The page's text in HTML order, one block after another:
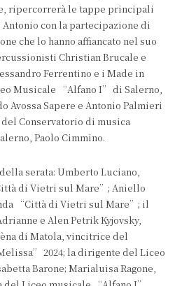
ripercorrerà le tappe principali
con la partecipazione di
che lo hanno affiancato nel suo
Christian Brucale e
Ferrentino e i Made in
Musicale “Alfano I” di Salerno,
Avossa Sapere e Antonio Palmieri
Conservatorio di musica
Paolo Cimmino.
serata: Umberto Luciano,
di Vietri sul Mare”; Aniello
“Città di Vietri sul Mare”; il
e Alen Petrik Kyjovsky,
di Matola, vincitrice del
2024; la dirigente del Liceo
Barone; Marialuisa Ragone,